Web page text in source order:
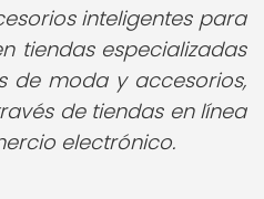
inteligentes para
tiendas especializadas
de moda y accesorios,
de tiendas en línea
electrónico.